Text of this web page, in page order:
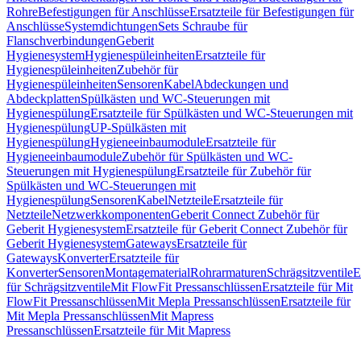
RohreBefestigungen für AnschlüsseErsatzteile für Befestigungen für
AnschlüsseSystemdichtungenSets Schraube für
FlanschverbindungenGeberit
HygienesystemHygienespüleinheitenErsatzteile für
HygienespüleinheitenZubehör für
HygienespüleinheitenSensorenKabelAbdeckungen und
AbdeckplattenSpülkästen und WC-Steuerungen mit
HygienespülungErsatzteile für Spülkästen und WC-Steuerungen mit
HygienespülungUP-Spülkästen mit
HygienespülungHygieneeinbaumoduleErsatzteile für
HygieneeinbaumoduleZubehör für Spülkästen und WC-
Steuerungen mit HygienespülungErsatzteile für Zubehör für
Spülkästen und WC-Steuerungen mit
HygienespülungSensorenKabelNetzteileErsatzteile für
NetzteileNetzwerkkomponentenGeberit Connect Zubehör für
Geberit HygienesystemErsatzteile für Geberit Connect Zubehör für
Geberit HygienesystemGatewaysErsatzteile für
GatewaysKonverterErsatzteile für
KonverterSensorenMontagematerialRohrarmaturenSchrägsitzventile
für SchrägsitzventileMit FlowFit PressanschlüssenErsatzteile für Mit
FlowFit PressanschlüssenMit Mepla PressanschlüssenErsatzteile für
Mit Mepla PressanschlüssenMit Mapress
PressanschlüssenErsatzteile für Mit Mapress